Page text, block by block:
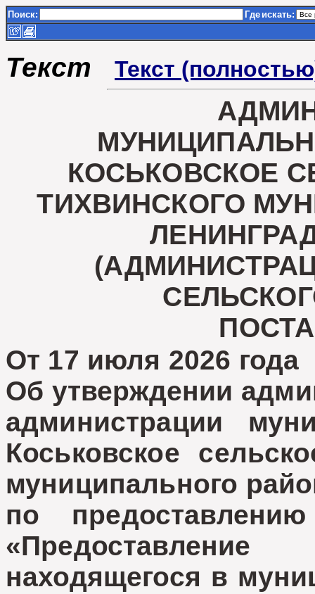
Поиск: Где искать:
Текст Текст
КОСЬКОВСКОЕ
ТИХВИНСКОГО
От 17 июля 2026
Об утверждении
администрации
Коськовское
муниципального
по
находящегося в